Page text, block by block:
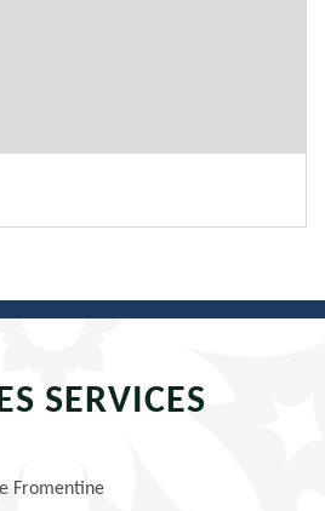
SERVICES
Fromentine